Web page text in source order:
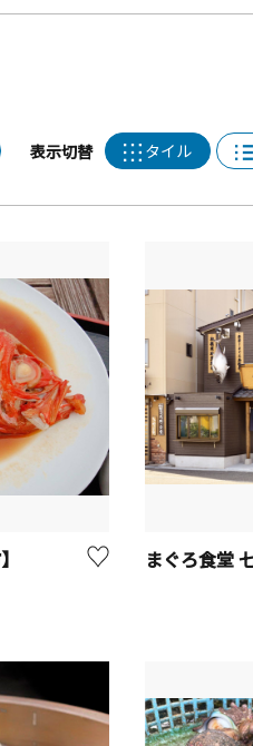
表示切替 タイル
まぐろ食堂